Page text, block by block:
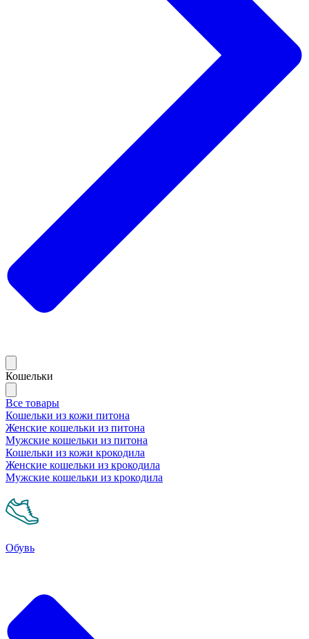
Кошельки
Все товары
Кошельки из кожи питона
Женские кошельки из питона
Мужские кошельки из питона
Кошельки из кожи крокодила
Женские кошельки из крокодила
Мужские кошельки из крокодила
Обувь